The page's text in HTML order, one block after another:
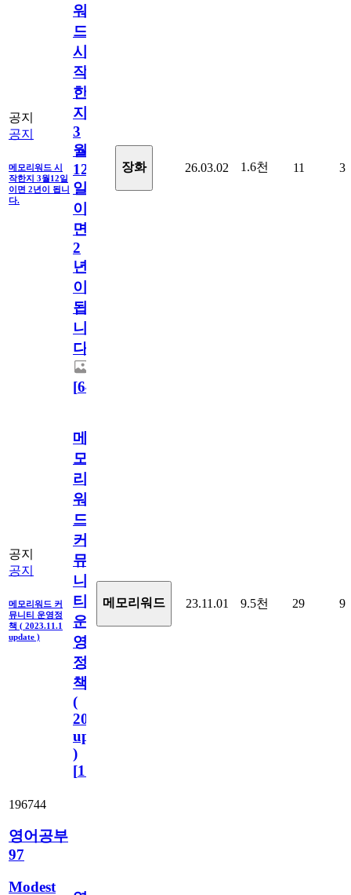
공지
공지
메모리워드 시
작한지 3월12일
이면 2년이 됩니
다.
워
드
시
작
한
지
3
월
12
일
이
면
2
년
이
됩
니
다.
[64
장화 26.03.02 1.6천 11 3
공지
공지
메모리워드 커
뮤니티 운영정
책 ( 2023.11.1
update )
메
모
리
워
드
커
뮤
니
티
운
영
정
책
(
2023.11.1
update
)
[110
메모리워드 23.11.01 9.5천 29 9
196744
영어공부
97
Modest